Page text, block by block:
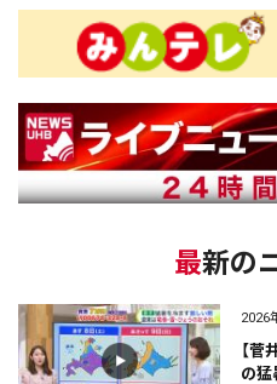
最新
2026
【
の猛